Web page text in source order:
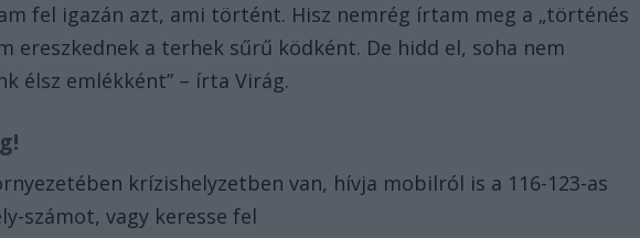
fel igazán azt, ami történt. Hisz nemrég írtam meg a „történés
ereszkednek a terhek sűrű ködként. De hidd el, soha nem
élsz emlékként” – írta Virág.
krízishelyzetben van, hívja mobilról is a 116-123-as
számot, vagy keresse fel